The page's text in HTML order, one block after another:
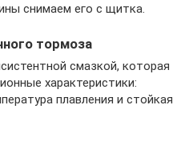
снимаем его с щитка.
тормоза
смазкой, которая
характеристики:
плавления и стойкая